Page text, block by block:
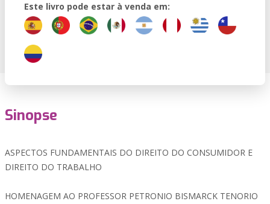
Este livro pode estar à venda em:
Sinopse
ASPECTOS FUNDAMENTAIS DO DIREITO DO CONSUMIDOR E
DIREITO DO TRABALHO
HOMENAGEM AO PROFESSOR PETRONIO BISMARCK TENORIO